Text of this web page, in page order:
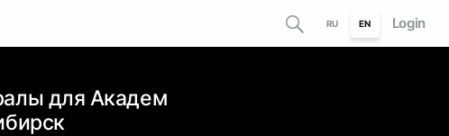
RU EN Login
для Академ